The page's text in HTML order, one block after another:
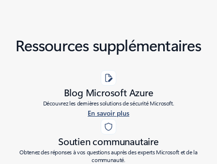
Ressources supplémentaires
Blog Microsoft Azure
Découvrez les dernières solutions de sécurité Microsoft.
En savoir plus
Soutien communautaire
Obtenez des réponses à vos questions auprès des experts Microsoft et de la
communauté.